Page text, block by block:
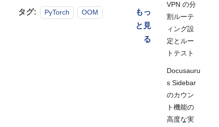
タグ: PyTorch OOM
もっ
と見
る
VPN の分
割ルーテ
ィング設
定とルー
トテスト
Docusauru
s Sidebar
のカウン
ト機能の
高度な実